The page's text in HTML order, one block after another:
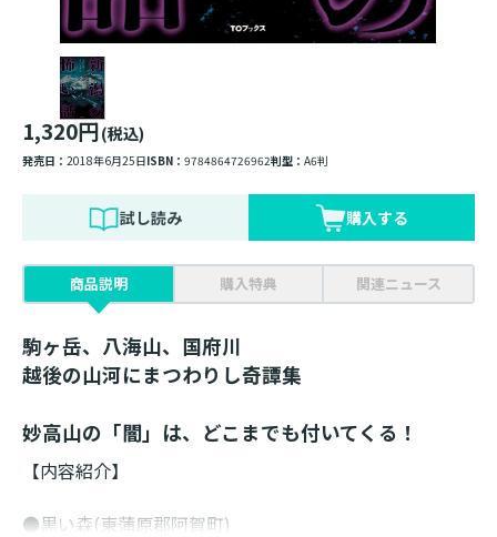
1,320円(税込)
発売日： 2018年6月25日ISBN： 9784864726962判型： A6判
試し読み 購入する
商品説明 購入特典 関連ニュース
駒ヶ岳、八海山、国府川
越後の山河にまつわりし奇譚集
妙高山の「闇」は、どこまでも付いてくる！
【内容紹介】
●黒い森(東蒲原郡阿賀町)